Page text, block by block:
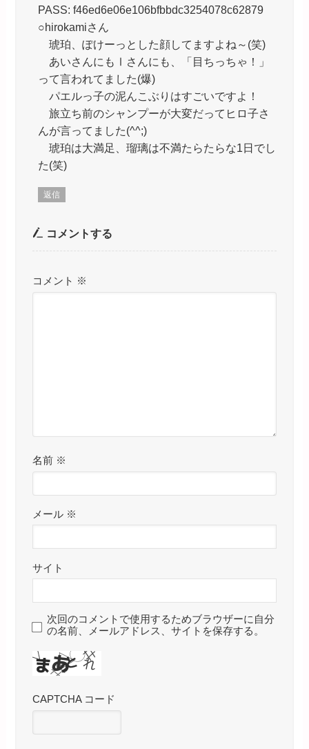
PASS: f46ed6e06e106bfbbdc3254078c62879
○hirokamiさん
琥珀、ぽけーっとした顔してますよね～(笑)
あいさんにもⅠさんにも、「目ちっちゃ！」
って言われてました(爆)
パエルっ子の泥んこぶりはすごいですよ！
旅立ち前のシャンプーが大変だってヒロ子さ
んが言ってました(^^;)
琥珀は大満足、瑠璃は不満たらたらな1日でし
た(笑)
返信
コメントする
コメント ※
名前 ※
メール ※
サイト
次回のコメントで使用するためブラウザーに自分
の名前、メールアドレス、サイトを保存する。
CAPTCHA コード